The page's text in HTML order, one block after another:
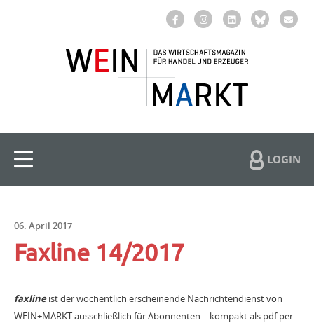
LOGIN
06. April 2017
Faxline 14/2017
faxlineist der wöchentlich erscheinende Nachrichtendienst von
WEIN+MARKT ausschließlich für Abonnenten – kompakt als pdf per